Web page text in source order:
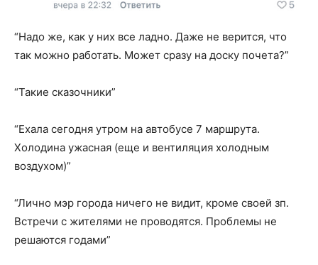
“Надо же, как у них все ладно. Даже не верится, что
так можно работать. Может сразу на доску почета?”
“Такие сказочники”
“Ехала сегодня утром на автобусе 7 маршрута.
Холодина ужасная (еще и вентиляция холодным
воздухом)”
“Лично мэр города ничего не видит, кроме своей зп.
Встречи с жителями не проводятся. Проблемы не
решаются годами”